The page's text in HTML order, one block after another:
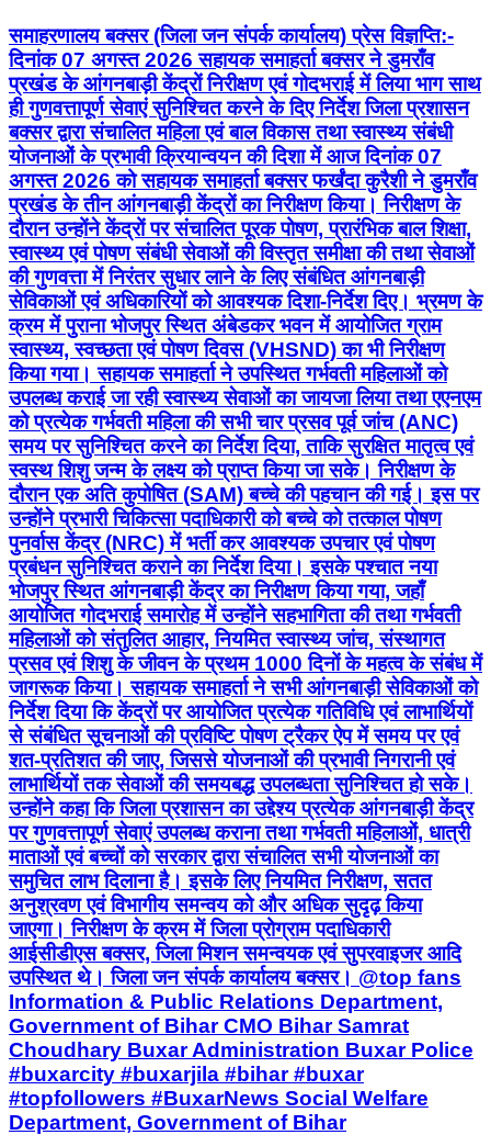
समाहरणालय बक्सर (जिला जन संपर्क कार्यालय) प्रेस विज्ञप्ति:-
दिनांक 07 अगस्त 2026 सहायक समाहर्ता बक्सर ने डुमराँव
प्रखंड के आंगनबाड़ी केंद्रों निरीक्षण एवं गोदभराई में लिया भाग साथ
ही गुणवत्तापूर्ण सेवाएं सुनिश्चित करने के दिए निर्देश जिला प्रशासन
बक्सर द्वारा संचालित महिला एवं बाल विकास तथा स्वास्थ्य संबंधी
योजनाओं के प्रभावी क्रियान्वयन की दिशा में आज दिनांक 07
अगस्त 2026 को सहायक समाहर्ता बक्सर फर्खंदा कुरैशी ने डुमराँव
प्रखंड के तीन आंगनबाड़ी केंद्रों का निरीक्षण किया। निरीक्षण के
दौरान उन्होंने केंद्रों पर संचालित पूरक पोषण, प्रारंभिक बाल शिक्षा,
स्वास्थ्य एवं पोषण संबंधी सेवाओं की विस्तृत समीक्षा की तथा सेवाओं
की गुणवत्ता में निरंतर सुधार लाने के लिए संबंधित आंगनबाड़ी
सेविकाओं एवं अधिकारियों को आवश्यक दिशा-निर्देश दिए। भ्रमण के
क्रम में पुराना भोजपुर स्थित अंबेडकर भवन में आयोजित ग्राम
स्वास्थ्य, स्वच्छता एवं पोषण दिवस (VHSND) का भी निरीक्षण
किया गया। सहायक समाहर्ता ने उपस्थित गर्भवती महिलाओं को
उपलब्ध कराई जा रही स्वास्थ्य सेवाओं का जायजा लिया तथा एएनएम
को प्रत्येक गर्भवती महिला की सभी चार प्रसव पूर्व जांच (ANC)
समय पर सुनिश्चित करने का निर्देश दिया, ताकि सुरक्षित मातृत्व एवं
स्वस्थ शिशु जन्म के लक्ष्य को प्राप्त किया जा सके। निरीक्षण के
दौरान एक अति कुपोषित (SAM) बच्चे की पहचान की गई। इस पर
उन्होंने प्रभारी चिकित्सा पदाधिकारी को बच्चे को तत्काल पोषण
पुनर्वास केंद्र (NRC) में भर्ती कर आवश्यक उपचार एवं पोषण
प्रबंधन सुनिश्चित कराने का निर्देश दिया। इसके पश्चात नया
भोजपुर स्थित आंगनबाड़ी केंद्र का निरीक्षण किया गया, जहाँ
आयोजित गोदभराई समारोह में उन्होंने सहभागिता की तथा गर्भवती
महिलाओं को संतुलित आहार, नियमित स्वास्थ्य जांच, संस्थागत
प्रसव एवं शिशु के जीवन के प्रथम 1000 दिनों के महत्व के संबंध में
जागरूक किया। सहायक समाहर्ता ने सभी आंगनबाड़ी सेविकाओं को
निर्देश दिया कि केंद्रों पर आयोजित प्रत्येक गतिविधि एवं लाभार्थियों
से संबंधित सूचनाओं की प्रविष्टि पोषण ट्रैकर ऐप में समय पर एवं
शत-प्रतिशत की जाए, जिससे योजनाओं की प्रभावी निगरानी एवं
लाभार्थियों तक सेवाओं की समयबद्ध उपलब्धता सुनिश्चित हो सके।
उन्होंने कहा कि जिला प्रशासन का उद्देश्य प्रत्येक आंगनबाड़ी केंद्र
पर गुणवत्तापूर्ण सेवाएं उपलब्ध कराना तथा गर्भवती महिलाओं, धात्री
माताओं एवं बच्चों को सरकार द्वारा संचालित सभी योजनाओं का
समुचित लाभ दिलाना है। इसके लिए नियमित निरीक्षण, सतत
अनुश्रवण एवं विभागीय समन्वय को और अधिक सुदृढ़ किया
जाएगा। निरीक्षण के क्रम में जिला प्रोग्राम पदाधिकारी
आईसीडीएस बक्सर, जिला मिशन समन्वयक एवं सुपरवाइजर आदि
उपस्थित थे। जिला जन संपर्क कार्यालय बक्सर। @top fans
Information & Public Relations Department,
Government of Bihar CMO Bihar Samrat
Choudhary Buxar Administration Buxar Police
#buxarcity #buxarjila #bihar #buxar
#topfollowers #BuxarNews Social Welfare
Department, Government of Bihar